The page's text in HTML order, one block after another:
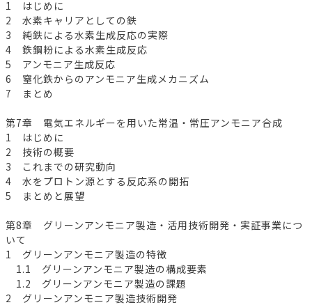
1 はじめに
2 水素キャリアとしての鉄
3 純鉄による水素生成反応の実際
4 鉄鋼粉による水素生成反応
5 アンモニア生成反応
6 窒化鉄からのアンモニア生成メカニズム
7 まとめ
第7章 電気エネルギーを用いた常温・常圧アンモニア合成
1 はじめに
2 技術の概要
3 これまでの研究動向
4 水をプロトン源とする反応系の開拓
5 まとめと展望
第8章 グリーンアンモニア製造・活用技術開発・実証事業につ
いて
1 グリーンアンモニア製造の特徴
1.1 グリーンアンモニア製造の構成要素
1.2 グリーンアンモニア製造の課題
2 グリーンアンモニア製造技術開発